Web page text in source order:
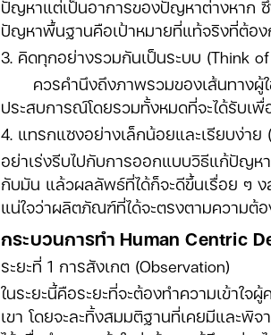
ปัญหาแต่เป็นอาการของปัญหาต่างหาก
ปัญหาพื้นฐานคือเป้าหมายที่แท้จริงที่ต้อง
3. คิดทุกอย่างรวมกันเป็นระบบ (Think
ควรคำนึงถึงภาพรวมของเส้นทางผู้ใ
ประสบการณ์โดยรวมทั้งหมดที่จะได้รับเ
4. แทรกแซงอย่างเล็กน้อยและเรียบง่า
อย่าเร่งรีบไปกับการออกแบบวิธีแก้ปัญห
กับมัน แล้วผลลัพธ์ที่ได้ก็จะดีขึ้นเรื่อย ๆ
แน่ใจว่าผลิตภัณฑ์ที่ได้จะตรงตามความต้อ
กระบวนการทำ Human Centric
ระยะที่ 1 การสังเกต (Observation)
ในระยะนี้คือระยะที่จะต้องทำความเข้าใ
เขา โดยจะละทิ้งสมมติฐานที่เคยมีและ